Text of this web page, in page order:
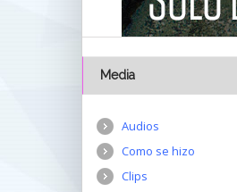
Media
Audios
Como se hizo
Clips